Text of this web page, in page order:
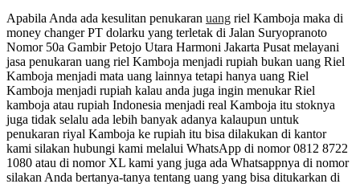
Apabila Anda ada kesulitan penukaran uang riel Kamboja maka di
money changer PT dolarku yang terletak di Jalan Suryopranoto
Nomor 50a Gambir Petojo Utara Harmoni Jakarta Pusat melayani
jasa penukaran uang riel Kamboja menjadi rupiah bukan uang Riel
Kamboja menjadi mata uang lainnya tetapi hanya uang Riel
Kamboja menjadi rupiah kalau anda juga ingin menukar Riel
kamboja atau rupiah Indonesia menjadi real Kamboja itu stoknya
juga tidak selalu ada lebih banyak adanya kalaupun untuk
penukaran riyal Kamboja ke rupiah itu bisa dilakukan di kantor
kami silakan hubungi kami melalui WhatsApp di nomor 0812 8722
1080 atau di nomor XL kami yang juga ada Whatsappnya di nomor
silakan Anda bertanya-tanya tentang uang yang bisa ditukarkan di